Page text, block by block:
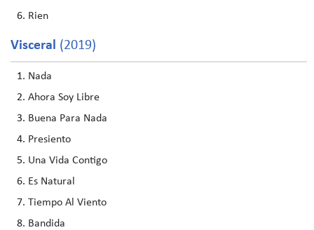
Rien
Visceral (2019)
Nada
Ahora Soy Libre
Buena Para Nada
Presiento
Una Vida Contigo
Es Natural
Tiempo Al Viento
Bandida